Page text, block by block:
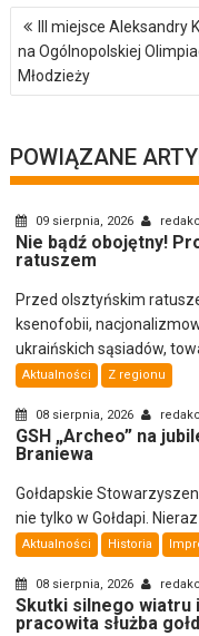
Nawigacja
wpisuIII miejsce Aleksandry
na Ogólnopolskiej
Młodzieży
POWIĄZANE
09 sierpnia, 2026
Nie bądź obojętny!
ratuszem
Przed olsztyńskim
ksenofobii,
ukraińskich sąsiadów,
Aktualności Z regionu
08 sierpnia, 2026
GSH „Archeo” na
Braniewa
Gołdapskie
nie tylko w Gołdapi.
Aktualności Historia
08 sierpnia, 2026
Skutki silnego wiatru
pracowita służba